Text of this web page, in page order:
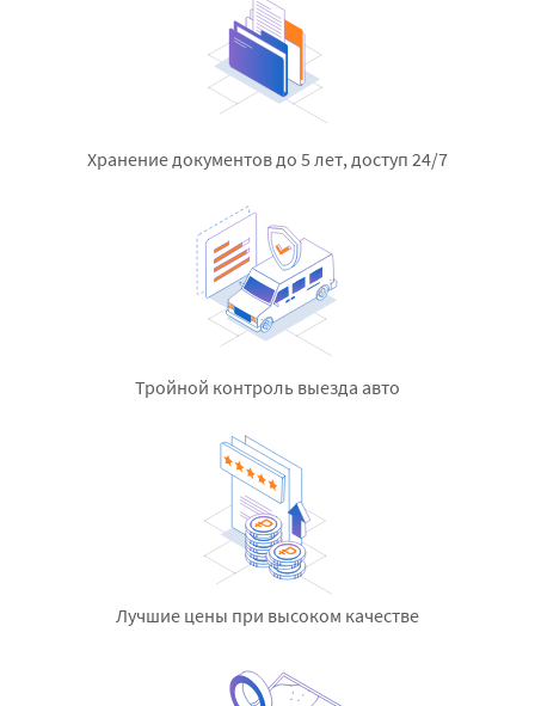
Хранение документов до 5 лет, доступ 24/7
Тройной контроль выезда авто
Лучшие цены при высоком качестве